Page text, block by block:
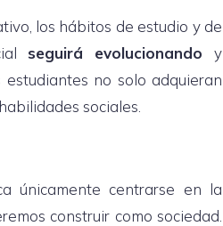
los hábitos de estudio y de
seguirá evolucionando y
no solo adquieran
sociales.
únicamente centrarse en la
construir como sociedad.